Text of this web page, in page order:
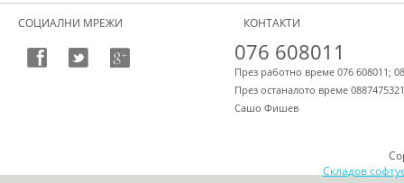
СОЦИАЛНИ МРЕЖИ КОНТАКТИ
076 608011
През работно време 076 608011;
През останалото време 0887475321
Сашо Фишев
Складов